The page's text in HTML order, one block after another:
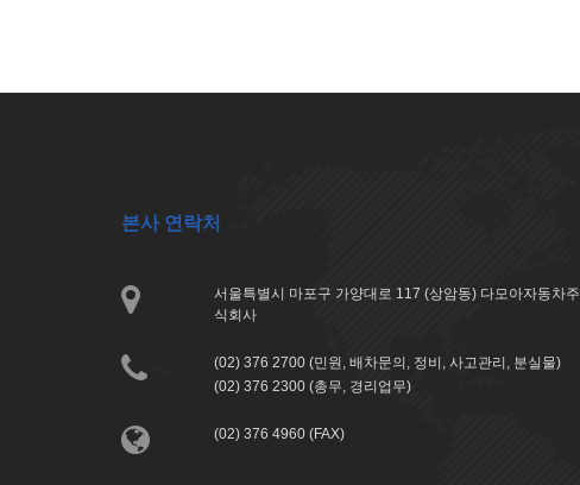
본사 연락처
서울특별시 마포구 가양대로 117 (상암동) 다모아자동차주
식회사
(02) 376 2700 (민원, 배차문의, 정비, 사고관리, 분실물)
(02) 376 2300 (총무, 경리업무)
(02) 376 4960 (FAX)